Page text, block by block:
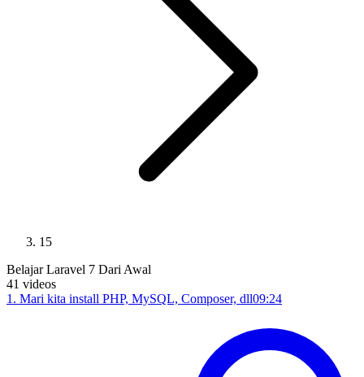
15
Belajar Laravel 7 Dari Awal
41 videos
1 . Mari kita install PHP, MySQL, Composer, dll09:24